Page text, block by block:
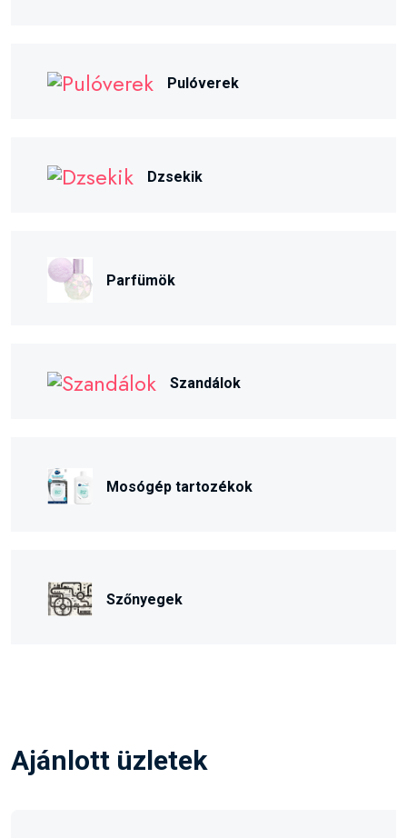
Pulóverek
Dzsekik
Parfümök
Szandálok
Mosógép tartozékok
Szőnyegek
Ajánlott üzletek